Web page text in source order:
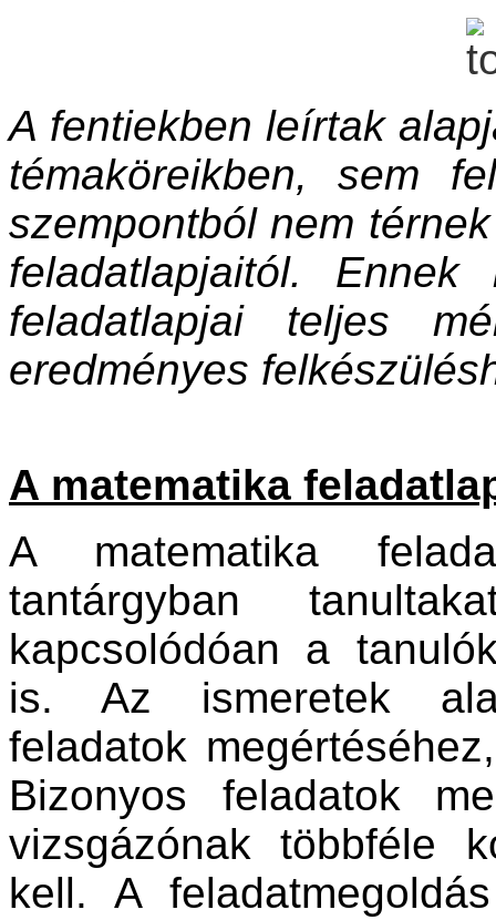
A fentiekben leírtak
témaköreikben, sem
szempontból nem
feladatlapjaitól.
feladatlapjai teljes
eredményes
A matematika
A matematika
tantárgyban
kapcsolódóan a
is. Az ismeretek
feladatok
Bizonyos feladatok
vizsgázónak többféle
kell. A